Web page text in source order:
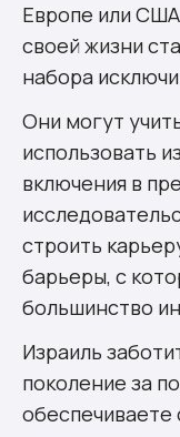
Европе или
своей жизни
набора
Они могут
использовать
включения в
строить
барьеры, с
большинство
Израиль
поколение за
обеспечиваете